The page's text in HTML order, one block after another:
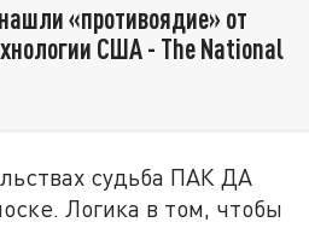
«противоядие» от
США - The National
судьба ПАК ДА
Логика в том, чтобы